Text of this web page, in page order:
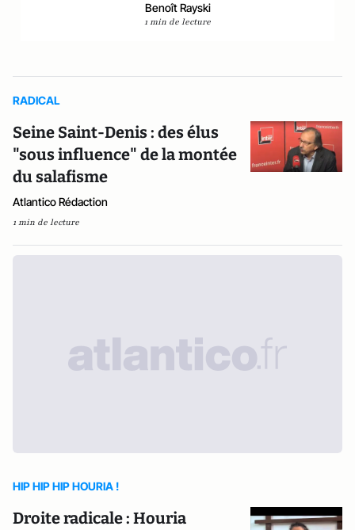
Benoît Rayski
1 min de lecture
RADICAL
Seine Saint-Denis : des élus
"sous influence" de la montée
du salafisme
Atlantico Rédaction
1 min de lecture
HIP HIP HIP HOURIA !
Droite radicale : Houria